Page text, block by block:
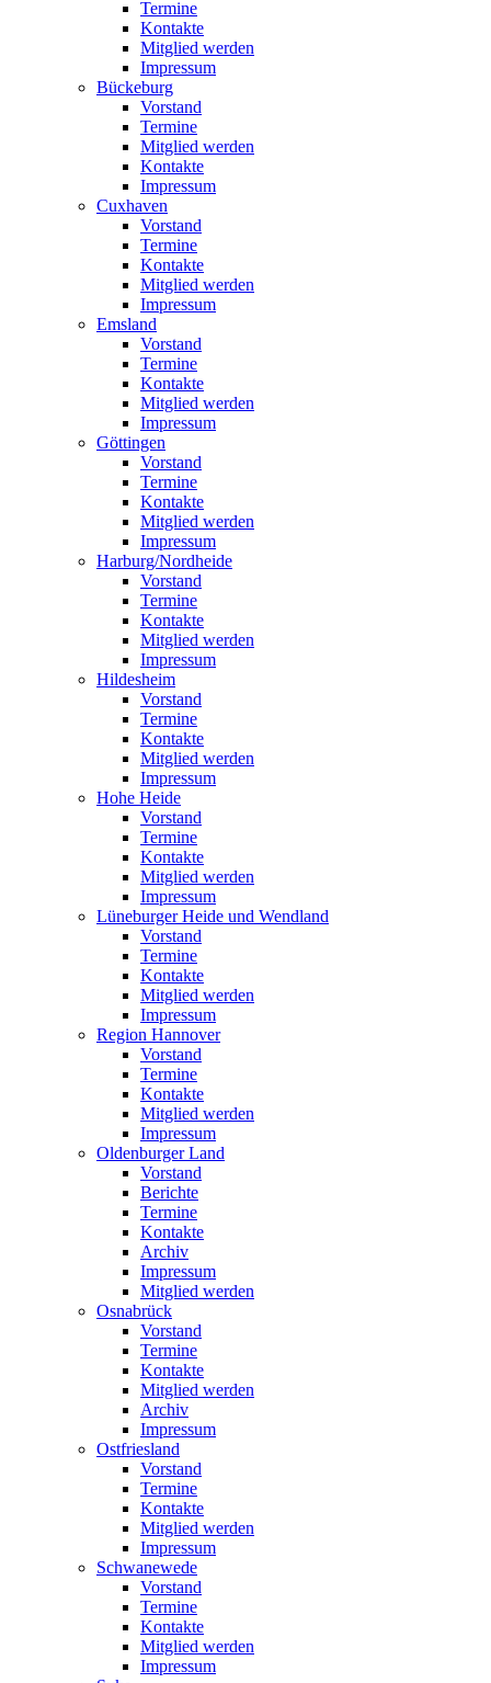
Termine
Kontakte
Mitglied werden
Impressum
Bückeburg
Vorstand
Termine
Mitglied werden
Kontakte
Impressum
Cuxhaven
Vorstand
Termine
Kontakte
Mitglied werden
Impressum
Emsland
Vorstand
Termine
Kontakte
Mitglied werden
Impressum
Göttingen
Vorstand
Termine
Kontakte
Mitglied werden
Impressum
Harburg/Nordheide
Vorstand
Termine
Kontakte
Mitglied werden
Impressum
Hildesheim
Vorstand
Termine
Kontakte
Mitglied werden
Impressum
Hohe Heide
Vorstand
Termine
Kontakte
Mitglied werden
Impressum
Lüneburger Heide und Wendland
Vorstand
Termine
Kontakte
Mitglied werden
Impressum
Region Hannover
Vorstand
Termine
Kontakte
Mitglied werden
Impressum
Oldenburger Land
Vorstand
Berichte
Termine
Kontakte
Archiv
Impressum
Mitglied werden
Osnabrück
Vorstand
Termine
Kontakte
Mitglied werden
Archiv
Impressum
Ostfriesland
Vorstand
Termine
Kontakte
Mitglied werden
Impressum
Schwanewede
Vorstand
Termine
Kontakte
Mitglied werden
Impressum